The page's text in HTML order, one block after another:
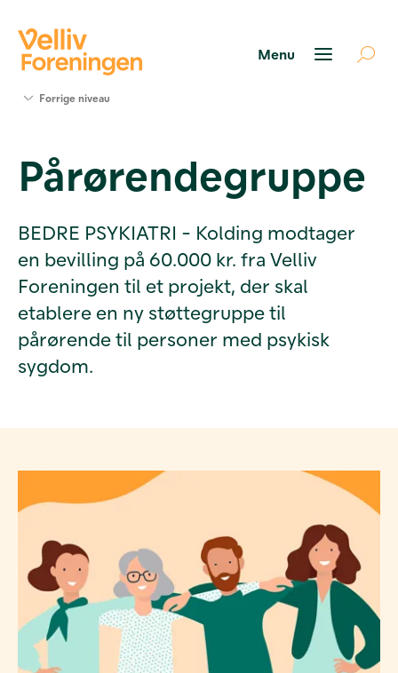
Værktøjer
og viden
Foreningen
Kontakt
os
Forrige niveau
Pårørendegruppe
BEDRE PSYKIATRI - Kolding modtager
en bevilling på 60.000 kr. fra Velliv
Foreningen til et projekt, der skal
etablere en ny støttegruppe til
pårørende til personer med psykisk
sygdom.